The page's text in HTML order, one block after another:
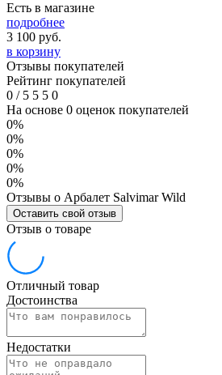
Есть в магазине
подробнее
3 100 руб.
в корзину
Отзывы покупателей
Рейтинг покупателей
0 /5 5 5 0
На основе 0 оценок покупателей
0%
0%
0%
0%
0%
Отзывы о Арбалет Salvimar Wild
Оставить свой отзыв
Отзыв о товаре
Отличный товар
Достоинства
Недостатки